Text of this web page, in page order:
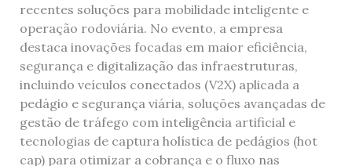
recentes soluções para mobilidade inteligente e
operação rodoviária. No evento, a empresa
destaca inovações focadas em maior eficiência,
segurança e digitalização das infraestruturas,
incluindo veículos conectados (V2X) aplicada a
pedágio e segurança viária, soluções avançadas de
gestão de tráfego com inteligência artificial e
tecnologias de captura holística de pedágios (hot
cap) para otimizar a cobrança e o fluxo nas